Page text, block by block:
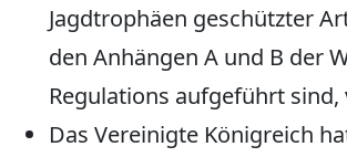
Jagdtrophäen geschützter
den Anhängen A und B der
Regulations aufgeführt sind,
Das Vereinigte Königreich